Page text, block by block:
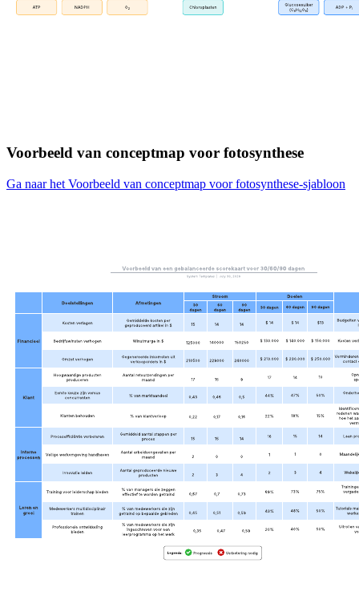
Voorbeeld van conceptmap voor fotosynthese
Ga naar het Voorbeeld van conceptmap voor fotosynthese-sjabloon